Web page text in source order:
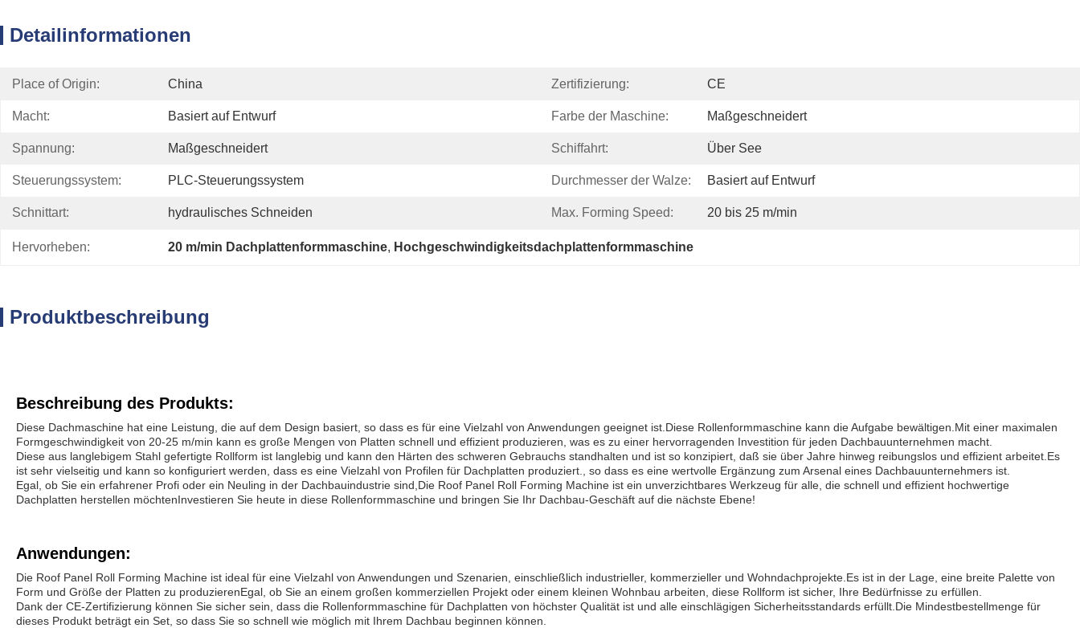
Detailinformationen
Place of Origin: China Zertifizierung: CE
Macht: Basiert auf Entwurf Farbe der Maschine: Maßgeschneidert
Spannung: Maßgeschneidert Schiffahrt: Über See
Steuerungssystem: PLC-Steuerungssystem Durchmesser der Walze: Basiert auf Entwurf
Schnittart: hydraulisches Schneiden Max. Forming Speed: 20 bis 25 m/min
Hervorheben: 20 m/min Dachplattenformmaschine, Hochgeschwindigkeitsdachplattenformmaschine
Produktbeschreibung
Beschreibung des Produkts:
Diese Dachmaschine hat eine Leistung, die auf dem Design basiert, so dass es für eine Vielzahl von Anwendungen geeignet ist.Diese Rollenformmaschine kann die Aufgabe bewältigen.Mit einer maximalen
Formgeschwindigkeit von 20-25 m/min kann es große Mengen von Platten schnell und effizient produzieren, was es zu einer hervorragenden Investition für jeden Dachbauunternehmen macht.
Diese aus langlebigem Stahl gefertigte Rollform ist langlebig und kann den Härten des schweren Gebrauchs standhalten und ist so konzipiert, daß sie über Jahre hinweg reibungslos und effizient arbeitet.Es
ist sehr vielseitig und kann so konfiguriert werden, dass es eine Vielzahl von Profilen für Dachplatten produziert., so dass es eine wertvolle Ergänzung zum Arsenal eines Dachbauunternehmers ist.
Egal, ob Sie ein erfahrener Profi oder ein Neuling in der Dachbauindustrie sind,Die Roof Panel Roll Forming Machine ist ein unverzichtbares Werkzeug für alle, die schnell und effizient hochwertige
Dachplatten herstellen möchtenInvestieren Sie heute in diese Rollenformmaschine und bringen Sie Ihr Dachbau-Geschäft auf die nächste Ebene!
Anwendungen:
Die Roof Panel Roll Forming Machine ist ideal für eine Vielzahl von Anwendungen und Szenarien, einschließlich industrieller, kommerzieller und Wohndachprojekte.Es ist in der Lage, eine breite Palette von
Form und Größe der Platten zu produzierenEgal, ob Sie an einem großen kommerziellen Projekt oder einem kleinen Wohnbau arbeiten, diese Rollform ist sicher, Ihre Bedürfnisse zu erfüllen.
Dank der CE-Zertifizierung können Sie sicher sein, dass die Rollenformmaschine für Dachplatten von höchster Qualität ist und alle einschlägigen Sicherheitsstandards erfüllt.Die Mindestbestellmenge für
dieses Produkt beträgt ein Set, so dass Sie so schnell wie möglich mit Ihrem Dachbau beginnen können.